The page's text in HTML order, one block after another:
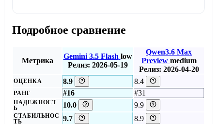
Подробное сравнение
Метрика
Gemini 3.5 Flash low
Релиз: 2026-05-19
Qwen3.6 Max
Preview medium
Релиз: 2026-04-20
ОЦЕНКА 8.9 8.4
РАНГ #16 #31
НАДЕЖНОСТ
Ь
10.0 9.9
СТАБИЛЬНОС
ТЬ
9.7 8.9